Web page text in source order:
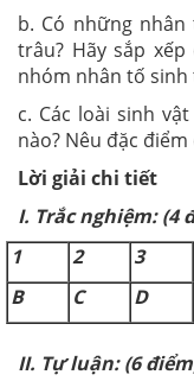
b. Có những
trâu? Hãy sắp
nhóm nhân tố
c. Các loài sinh
nào? Nêu đặc
Lời giải chi tiết
I. Trắc nghiệm: (4
1
2 3
B
C D
II. Tự luận: (6